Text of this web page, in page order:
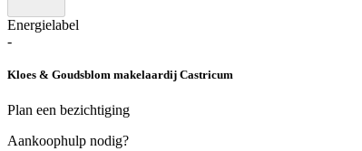
Energielabel
-
Kloes & Goudsblom makelaardij Castricum
Plan een bezichtiging
Aankoophulp nodig?